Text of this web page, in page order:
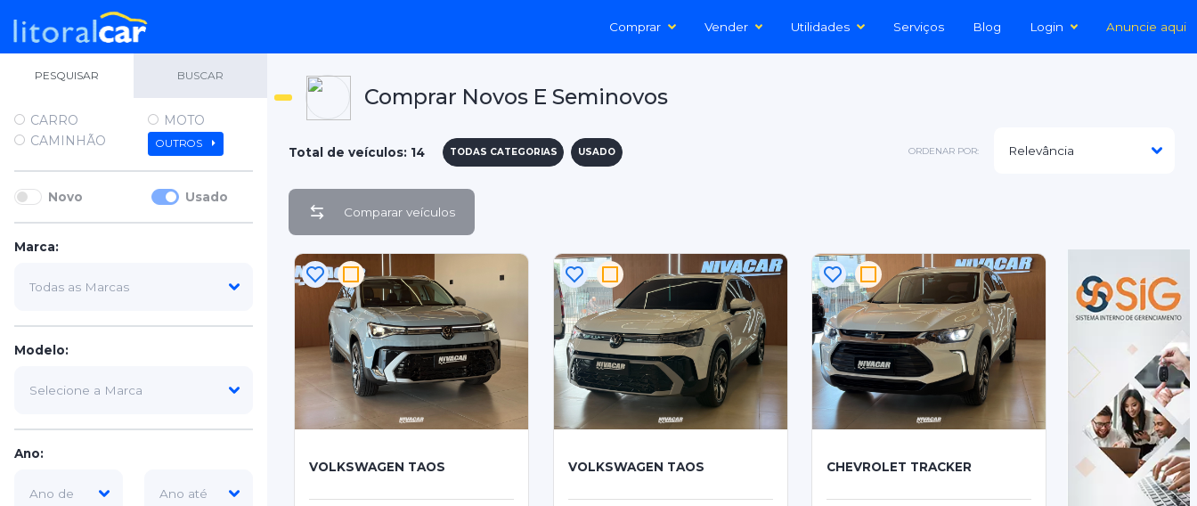
Comprar Vender Utilidades Serviços Blog Login Anuncie aqui
PESQUISAR BUSCAR
CARRO
MOTO
CAMINHÃO
OUTROS
Novo Usado
Marca:
Modelo:
Ano:
Comprar Novos E Seminovos
Total de veículos: 14 TODAS CATEGORIAS USADO ORDENAR POR:
Comparar veículos
VOLKSWAGEN TAOS VOLKSWAGEN TAOS CHEVROLET TRACKER